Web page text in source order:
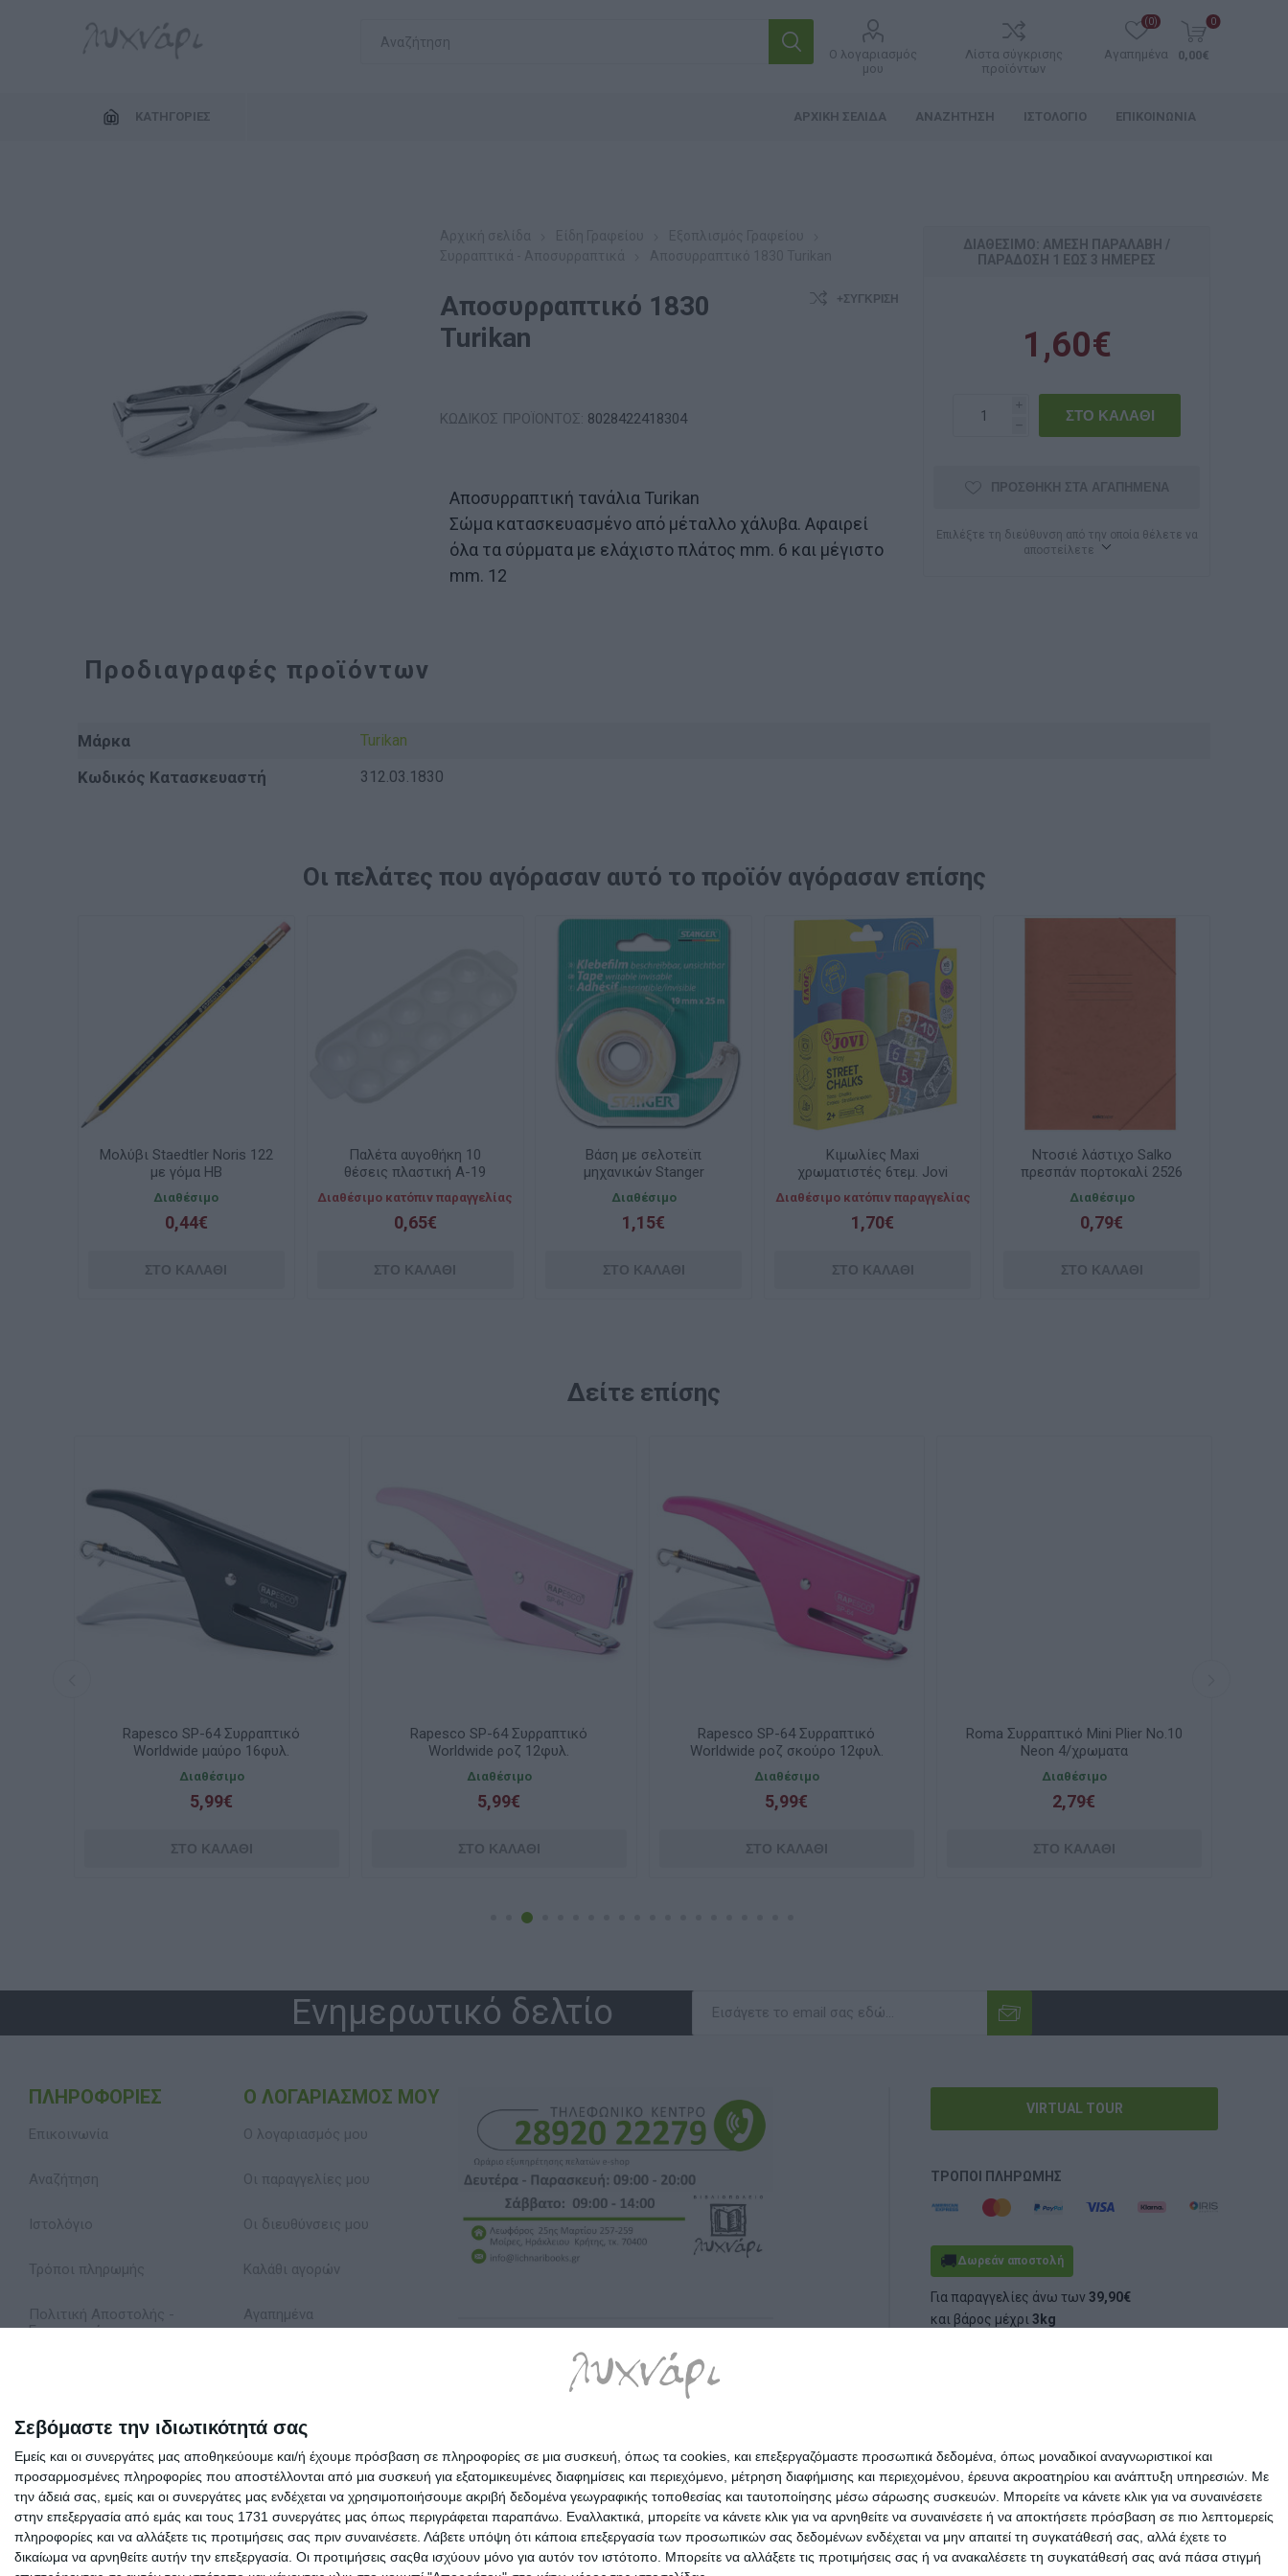
Σεβόμαστε την ιδιωτικότητά σας
Εμείς και οι συνεργάτες μας αποθηκεύουμε και/ή έχουμε πρόσβαση σε πληροφορίες σε μια συσκευή, όπως τα cookies, και επεξεργαζόμαστε προσωπικά δεδομένα, όπως μοναδικοί αναγνωριστικοί και
προσαρμοσμένες πληροφορίες που αποστέλλονται από μια συσκευή για εξατομικευμένες διαφημίσεις και περιεχόμενο, μέτρηση διαφήμισης και περιεχομένου, έρευνα ακροατηρίου και ανάπτυξη υπηρεσιών. Με
την άδειά σας, εμείς και οι συνεργάτες μας ενδέχεται να χρησιμοποιήσουμε ακριβή δεδομένα γεωγραφικής τοποθεσίας και ταυτοποίησης μέσω σάρωσης συσκευών. Μπορείτε να κάνετε κλικ για να συναινέσετε
στην επεξεργασία από εμάς και τους 1731 συνεργάτες μας όπως περιγράφεται παραπάνω. Εναλλακτικά, μπορείτε να κάνετε κλικ για να αρνηθείτε να συναινέσετε ή να αποκτήσετε πρόσβαση σε πιο λεπτομερείς
πληροφορίες και να αλλάξετε τις προτιμήσεις σας πριν συναινέσετε. Λάβετε υπόψη ότι κάποια επεξεργασία των προσωπικών σας δεδομένων ενδέχεται να μην απαιτεί τη συγκατάθεσή σας, αλλά έχετε το
δικαίωμα να αρνηθείτε αυτήν την επεξεργασία. Οι προτιμήσεις σαςθα ισχύουν μόνο για αυτόν τον ιστότοπο. Μπορείτε να αλλάξετε τις προτιμήσεις σας ή να ανακαλέσετε τη συγκατάθεσή σας ανά πάσα στιγμή
Ο λογαριασμός
μου
Λίστα σύγκρισης
προϊόντων
Αγαπημένα
(0) 0
0,00€
ΚΑΤΗΓΟΡΊΕΣ ΑΡΧΙΚΉ ΣΕΛΊΔΑ ΑΝΑΖΉΤΗΣΗ ΙΣΤΟΛΌΓΙΟ ΕΠΙΚΟΙΝΩΝΊΑ
Αποσυρραπτικό 1830
Turikan
+ΣΎΓΚΡΙΣΗ
ΚΩΔΙΚΟΣ ΠΡΟΪΟΝΤΟΣ: 8028422418304
Αποσυρραπτική τανάλια Turikan
Σώμα κατασκευασμένο από μέταλλο χάλυβα. Αφαιρεί
όλα τα σύρματα με ελάχιστο πλάτος mm. 6 και μέγιστο
mm. 12
ΔΙΑΘΈΣΙΜΟ: ΆΜΕΣΗ ΠΑΡΑΛΑΒΉ /
ΠΑΡΆΔOΣΗ 1 ΈΩΣ 3 ΗΜΈΡΕΣ
1,60€
i
h
ΠΡΟΣΘΉΚΗ ΣΤΑ ΑΓΑΠΗΜΈΝΑ
Επιλέξτε τη διεύθυνση από την οποία θέλετε να
αποστείλετε
Προδιαγραφές προϊόντων
Μάρκα Turikan
Κωδικός Κατασκευαστή 312.03.1830
Οι πελάτες που αγόρασαν αυτό το προϊόν αγόρασαν επίσης
Μολύβι Staedtler Noris 122
με γόμα HB
Διαθέσιμο
0,44€
Παλέτα αυγοθήκη 10
θέσεις πλαστική Α-19
Διαθέσιμο κατόπιν παραγγελίας
0,65€
Βάση με σελοτεϊπ
μηχανικών Stanger
19mmx33m
Διαθέσιμο
1,15€
Κιμωλίες Maxi
χρωματιστές 6τεμ. Jovi
Διαθέσιμο κατόπιν παραγγελίας
1,70€
Ντοσιέ λάστιχο Salko
πρεσπάν πορτοκαλί 2526
Διαθέσιμο
0,79€
Δείτε επίσης
Rapesco SP-64 Συρραπτικό
Worldwide μαύρο 16φυλ.
Διαθέσιμο
5,99€
Rapesco SP-64 Συρραπτικό
Worldwide ροζ 12φυλ.
Διαθέσιμο
5,99€
Rapesco SP-64 Συρραπτικό
Worldwide ροζ σκούρο 12φυλ.
Διαθέσιμο
5,99€
Roma Συρραπτικό Mini Plier No.10
Neon 4/χρωματα
Διαθέσιμο
2,79€
Ενημερωτικό δελτίο
ΠΛΗΡΟΦΟΡΊΕΣ
Επικοινωνία
Αναζήτηση
Ιστολόγιο
Τρόποι πληρωμής
Πολιτική Αποστολής -
Επιστροφών
Όροι Χρήσης
Σχετικά με εμάς
Ο ΛΟΓΑΡΙΑΣΜΌΣ ΜΟΥ
Ο λογαριασμός μου
Οι παραγγελίες μου
Οι διευθύνσεις μου
Καλάθι αγορών
Αγαπημένα
VIRTUAL TOUR
ΤΡΌΠΟΙ ΠΛΗΡΩΜΉΣ
🚚Δωρεάν αποστολή
Για παραγγελίες άνω των39,90€
και βάρος μέχρι3kg